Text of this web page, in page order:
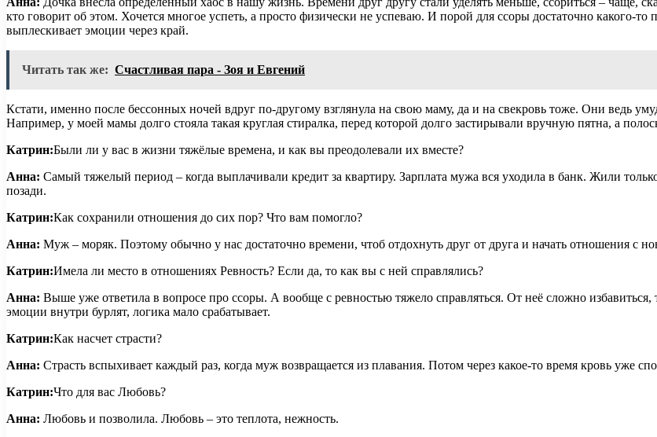
кто говорит об этом. Хочется многое успеть, а просто физически не успеваю. И порой для ссоры достаточно какого-
выплескивает эмоции через край.
Читать так же: Счастливая пара - Зоя и Евгений
Кстати, именно после бессонных ночей вдруг по-другому взглянула на свою маму, да и на свекровь тоже. Они ведь
Например, у моей мамы долго стояла такая круглая стиралка, перед которой долго застирывали вручную пятна, а
Катрин:Были ли у вас в жизни тяжёлые времена, и как вы преодолевали их вместе?
Анна: Самый тяжелый период – когда выплачивали кредит за квартиру. Зарплата мужа вся уходила в банк. Жили
позади.
Катрин:Как сохранили отношения до сих пор? Что вам помогло?
Анна: Муж – моряк. Поэтому обычно у нас достаточно времени, чтоб отдохнуть друг от друга и начать отношения с
Катрин:Имела ли место в отношениях Ревность? Если да, то как вы с ней справлялись?
Анна: Выше уже ответила в вопросе про ссоры. А вообще с ревностью тяжело справляться. От неё сложно
эмоции внутри бурлят, логика мало срабатывает.
Катрин:Как насчет страсти?
Анна: Страсть вспыхивает каждый раз, когда муж возвращается из плавания. Потом через какое-то время кровь уже
Катрин:Что для вас Любовь?
Анна: Любовь и позволила. Любовь – это теплота, нежность.